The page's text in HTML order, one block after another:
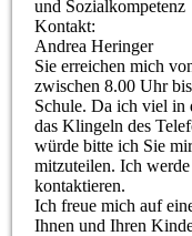
und Sozialkompetenz
Kontakt:
Andrea Heringer
Sie erreichen mich
zwischen 8.00 Uhr
Schule. Da ich viel in
das Klingeln des
würde bitte ich Sie
mitzuteilen. Ich
kontaktieren.
Ich freue mich auf
Ihnen und Ihren